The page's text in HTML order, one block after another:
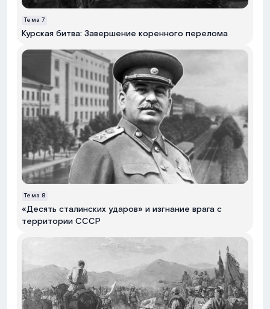
Тема 7
Курская битва: Завершение коренного перелома
Тема 8
«Десять сталинских ударов» и изгнание врага с
территории СССР